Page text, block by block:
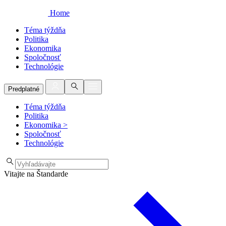
Home
Téma týždňa
Politika
Ekonomika
Spoločnosť
Technológie
Predplatné
Téma týždňa
Politika
Ekonomika >
Spoločnosť
Technológie
Vitajte na Štandarde